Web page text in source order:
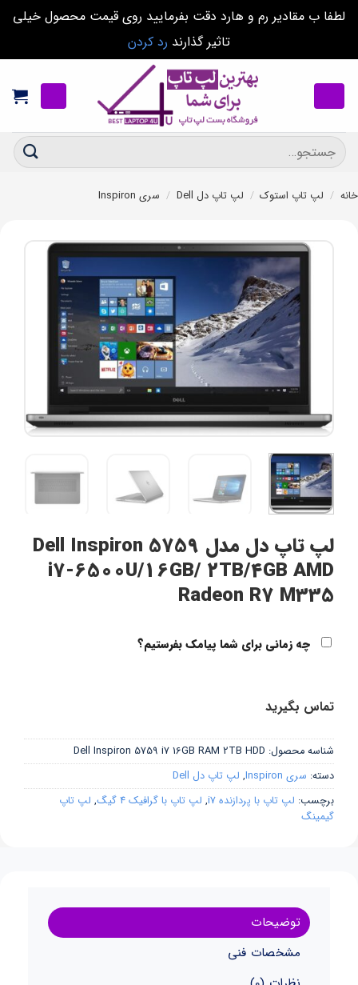
لطفا ب مقادیر رم و هارد دقت بفرمایید روی قیمت محصول خیلی
تاثیر گذارند رد کردن
content
جستجو
برای:
خانه / لپ تاپ استوک / لپ تاپ دل Dell / سری Inspiron
لپ تاپ دل مدل Dell Inspiron 5759
i7-6500U/16GB/ 2TB/4GB AMD
Radeon R7 M335
چه زمانی برای شما پیامک بفرستیم؟
تماس بگیرید
شناسه محصول: Dell Inspiron 5759 i7 16GB RAM 2TB HDD
دسته: سری Inspiron , لپ تاپ دل Dell
برچسب: لپ تاپ با پردازنده i7 , لپ تاپ با گرافیک 4 گیگ , لپ تاپ
گیمینگ
توضیحات
مشخصات فنی